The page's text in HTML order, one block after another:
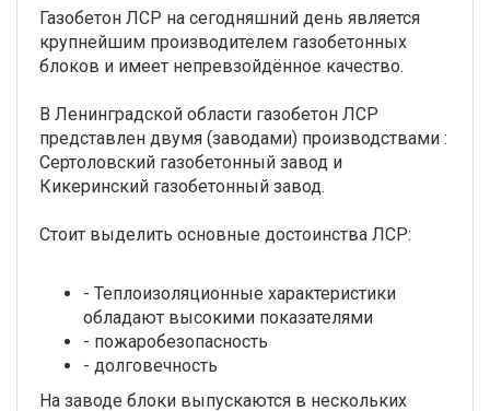
Газобетон ЛСР на сегодняшний день является
крупнейшим производителем газобетонных
блоков и имеет непревзойдённое качество.
В Ленинградской области газобетон ЛСР
представлен двумя (заводами) производствами :
Сертоловский газобетонный завод и
Кикеринский газобетонный завод.
Стоит выделить основные достоинства ЛСР:
- Теплоизоляционные характеристики
обладают высокими показателями
- пожаробезопасность
- долговечность
На заводе блоки выпускаются в нескольких